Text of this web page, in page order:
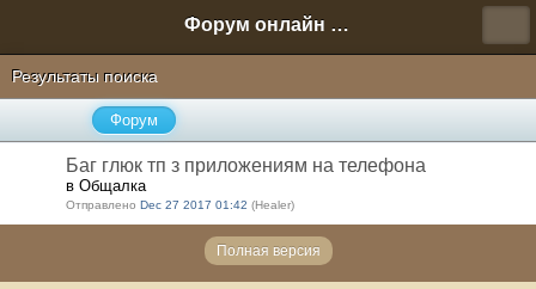
Форум онлайн игры "Новая Эра" (Нюра Биз)
Результаты поиска
Форум
Баг глюк тп з приложениям на телефона
в Общалка
Отправлено Dec 27 2017 01:42 (Healer)
Полная версия